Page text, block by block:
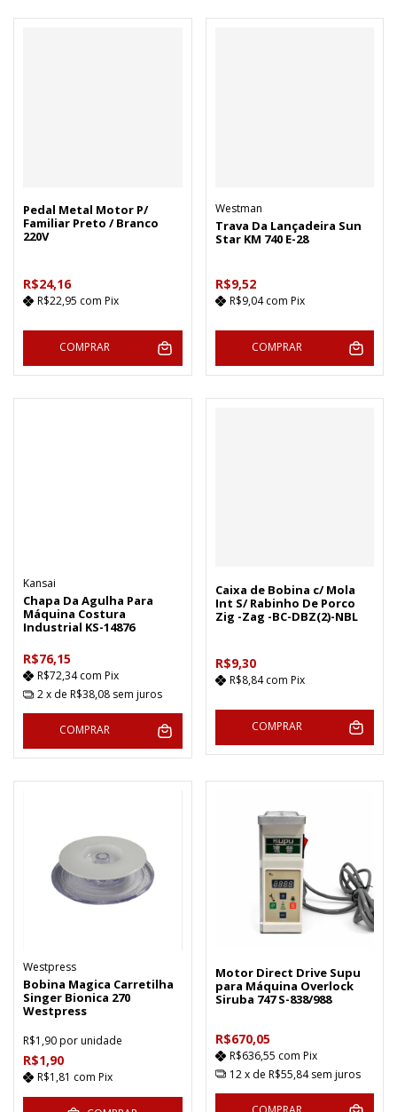
Pedal Metal Motor P/
Familiar Preto / Branco
220V
R$24,16
R$22,95 com Pix
COMPRAR
Westman
Trava Da Lançadeira Sun
Star KM 740 E-28
R$9,52
R$9,04com Pix
COMPRAR
Kansai
Chapa Da Agulha Para
Máquina Costura
Industrial KS-14876
R$76,15
R$72,34com Pix
2x de R$38,08 sem juros
COMPRAR
Caixa de Bobina c/ Mola
Int S/ Rabinho De Porco
Zig -Zag -BC-DBZ(2)-NBL
R$9,30
R$8,84com Pix
COMPRAR
Westpress
Bobina Magica Carretilha
Singer Bionica 270
Westpress
R$1,90por unidade
R$1,90
R$1,81 com Pix
Motor Direct Drive Supu
para Máquina Overlock
Siruba 747 S-838/988
R$670,05
R$636,55 com Pix
12 x de R$55,84 sem juros